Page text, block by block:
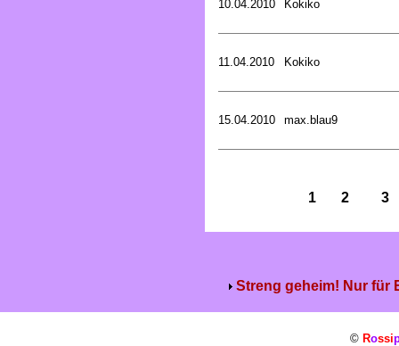
10.04.2010 Kokiko
11.04.2010 Kokiko
15.04.2010 max.blau9
1 2 3
Streng geheim! Nur für
© Rossi